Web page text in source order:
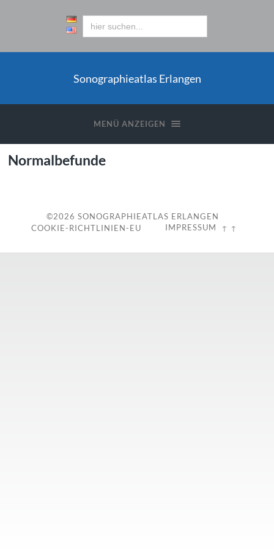
Sonographieatlas Erlangen
MENÜ ANZEIGEN
Normalbefunde
©2026 SONOGRAPHIEATLAS ERLANGEN
IMPRESSUM
COOKIE-RICHTLINIEN-EU ↑ ↑